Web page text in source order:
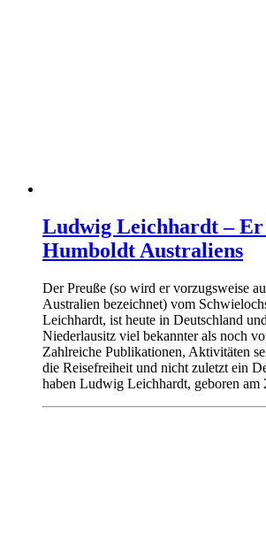
Ludwig Leichhardt –
Humboldt Australiens
Der Preuße (so wird er vorzugsweise
Australien bezeichnet) vom
Leichhardt, ist heute in Deutschland
Niederlausitz viel bekannter als noch
Zahlreiche Publikationen, Aktivitäten
die Reisefreiheit und nicht zuletzt ein
haben Ludwig Leichhardt, geboren